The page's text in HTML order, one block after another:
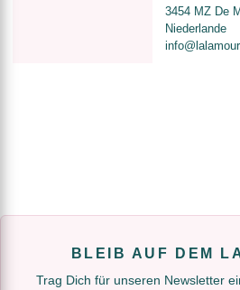
3454 MZ De
Niederlande
BLEIB AUF DEM
Trag Dich für unseren Newsletter